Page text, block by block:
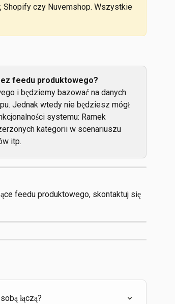
Shopify czy Nuvemshop. Wszystkie
feedu produktowego?
i będziemy bazować na danych
Jednak wtedy nie będziesz mógł
systemu: Ramek
kategorii w scenariuszu
itp.
feedu produktowego, skontaktuj się
łączą?